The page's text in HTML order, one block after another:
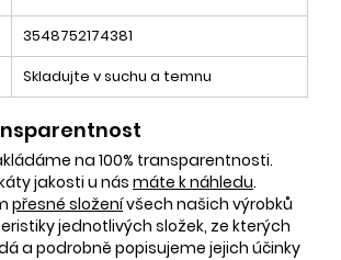
3548752174381
Skladujte v suchu a temnu
na 100% transparentnosti.
jakosti u nás máte k náhledu.
přesné složenívšech našich výrobků
jednotlivých složek, ze kterých
a podrobně popisujeme jejich účinky